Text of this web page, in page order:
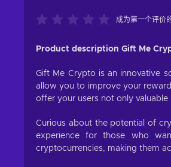
成为第一个评价
Product description Gift Me
Gift Me Crypto is an innovative
allow you to improve your
offer your users not only
Curious about the potential of
experience for those who
cryptocurrencies, making them